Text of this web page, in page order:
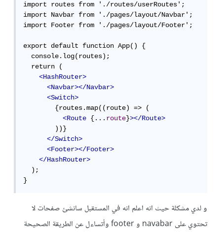
import routes from './routes/userRoutes';
import Navbar from './pages/layout/Navbar';
import Footer from './pages/layout/Footer';
export default function App() {
  console.log(routes);
  return (
<HashRouter>
<Navbar></Navbar>
<Switch>
        {routes.map((route) => (
<Route {...route}></Route>
        ))}
</Switch>
<Footer></Footer>
</HashRouter>
  );
}
و لدي مشكلة حيث انه اعلم انه في المستقبل سانشئ صفحات لا
تحتوي على navabar و footer وأتساءل عن الطريقة الصحيحة